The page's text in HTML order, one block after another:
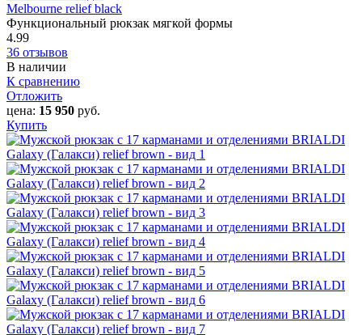
Melbourne relief black
Функциональный рюкзак мягкой формы
4.99
36 отзывов
В наличии
К сравнению
Отложить
цена: 15 950 руб.
Купить